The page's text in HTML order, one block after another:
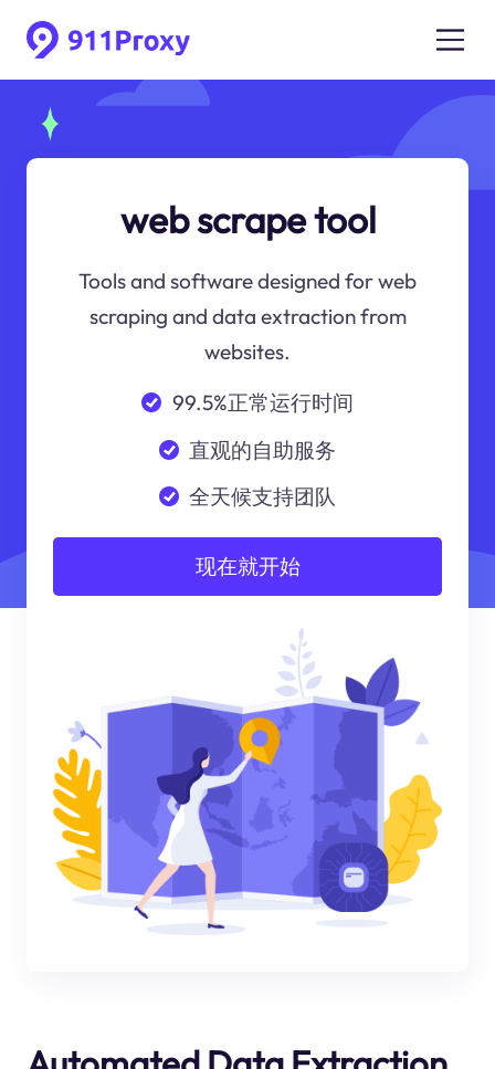
web scrape tool
Tools and software designed for web
scraping and data extraction from
websites.
99.5%正常运行时间
直观的自助服务
全天候支持团队
现在就开始